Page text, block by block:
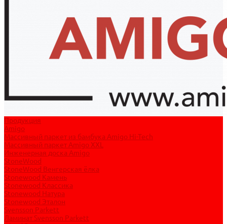
Продукция
Amigo
Массивный паркет из бамбука Amigo Hi-Tech
Массивный паркет Amigo XXL
Инженерная доска Amigo
StoneWood
StoneWood Венгерская ёлка
Stonewood Камень
Stonewood Классика
Stonewood Натура
Stonewood Эталон
Svensson Parkett
Ламинат Svensson Parkett